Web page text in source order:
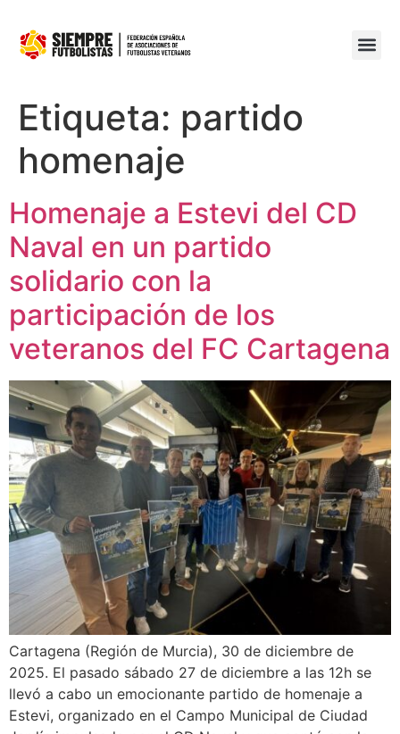
Etiqueta: partido
homenaje
Homenaje a Estevi del CD
Naval en un partido
solidario con la
participación de los
veteranos del FC Cartagena
Cartagena (Región de Murcia), 30 de diciembre de
2025. El pasado sábado 27 de diciembre a las 12h se
llevó a cabo un emocionante partido de homenaje a
Estevi, organizado en el Campo Municipal de Ciudad